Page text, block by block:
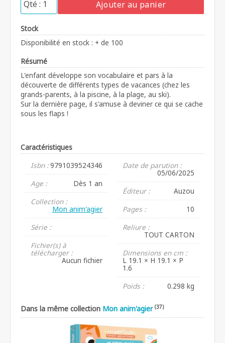
Ajouter au panier
Stock
Disponibilité en stock : + de 100
Résumé
L'enfant développe son vocabulaire et pars à la
découverte de différents types de vacances (chez les
grands-parents, à la piscine, à la plage, au ski).
Sur la dernière page, il s'amuse à deviner ce qui se cache
sous les flaps !
Caractéristiques
Isbn :9791039524346
Age :
Dès 1 an
Collection :
Mon anim'agier
Série :
Fichier(s) à
télécharger :
Aucun fichier
Date de parution :
05/06/2025
Éditeur :
Auzou
Pages :
10
Reliure :
TOUT CARTON
Dimensions en cm :
L 19.1 × H 19.1 × P
1.6
Poids :
0.298 kg
Dans la même collection Mon anim'agier (37)